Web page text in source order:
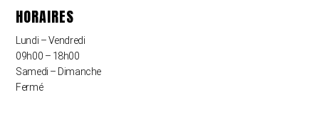
HORAIRES
Lundi – Vendredi
09h00 – 18h00
Samedi – Dimanche
Fermé